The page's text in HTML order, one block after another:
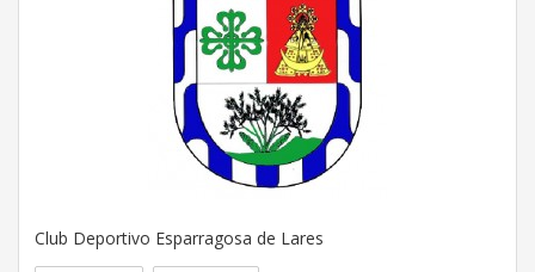
Club Deportivo Esparragosa de Lares